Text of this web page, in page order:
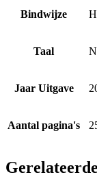
Bindwijze
Taal
Jaar Uitgave
Aantal pagina's